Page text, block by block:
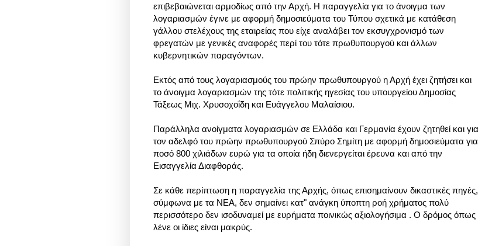
επιβεβαιώνεται αρμοδίως από την Αρχή. Η παραγγελία για το άνοιγμα των
λογαριασμών έγινε με αφορμή δημοσιεύματα του Τύπου σχετικά με κατάθεση
γάλλου στελέχους της εταιρείας που είχε αναλάβει τον εκσυγχρονισμό των
φρεγατών με γενικές αναφορές περί του τότε πρωθυπουργού και άλλων
κυβερνητικών παραγόντων.
Εκτός από τους λογαριασμούς του πρώην πρωθυπουργού η Αρχή έχει ζητήσει και
το άνοιγμα λογαριασμών της τότε πολιτικής ηγεσίας του υπουργείου Δημοσίας
Τάξεως Μιχ. Χρυσοχοΐδη και Ευάγγελου Μαλαίσιου.
Παράλληλα ανοίγματα λογαριασμών σε Ελλάδα και Γερμανία έχουν ζητηθεί και για
τον αδελφό του πρώην πρωθυπουργού Σπύρο Σημίτη με αφορμή δημοσιεύματα για
ποσό 800 χιλιάδων ευρώ για τα οποία ήδη διενεργείται έρευνα και από την
Εισαγγελία Διαφθοράς.
Σε κάθε περίπτωση η παραγγελία της Αρχής, όπως επισημαίνουν δικαστικές πηγές,
σύμφωνα με τα ΝΕΑ, δεν σημαίνει κατ" ανάγκη ύποπτη ροή χρήματος πολύ
περισσότερο δεν ισοδυναμεί με ευρήματα ποινικώς αξιολογήσιμα . Ο δρόμος όπως
λένε οι ίδιες είναι μακρύς.